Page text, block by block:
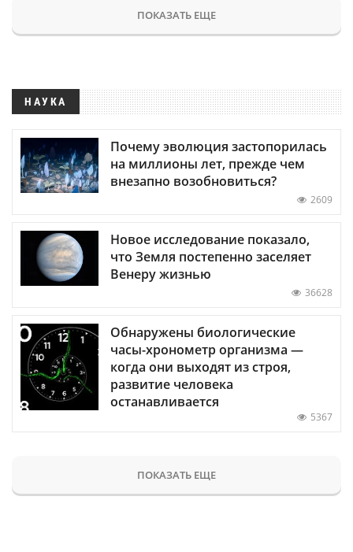
ПОКАЗАТЬ ЕЩЕ
НАУКА
Почему эволюция застопорилась
на миллионы лет, прежде чем
внезапно возобновиться?
2609
Новое исследование показало,
что Земля постепенно заселяет
Венеру жизнью
36628
Обнаружены биологические
часы-хронометр организма —
когда они выходят из строя,
развитие человека
останавливается
5367
ПОКАЗАТЬ ЕЩЕ